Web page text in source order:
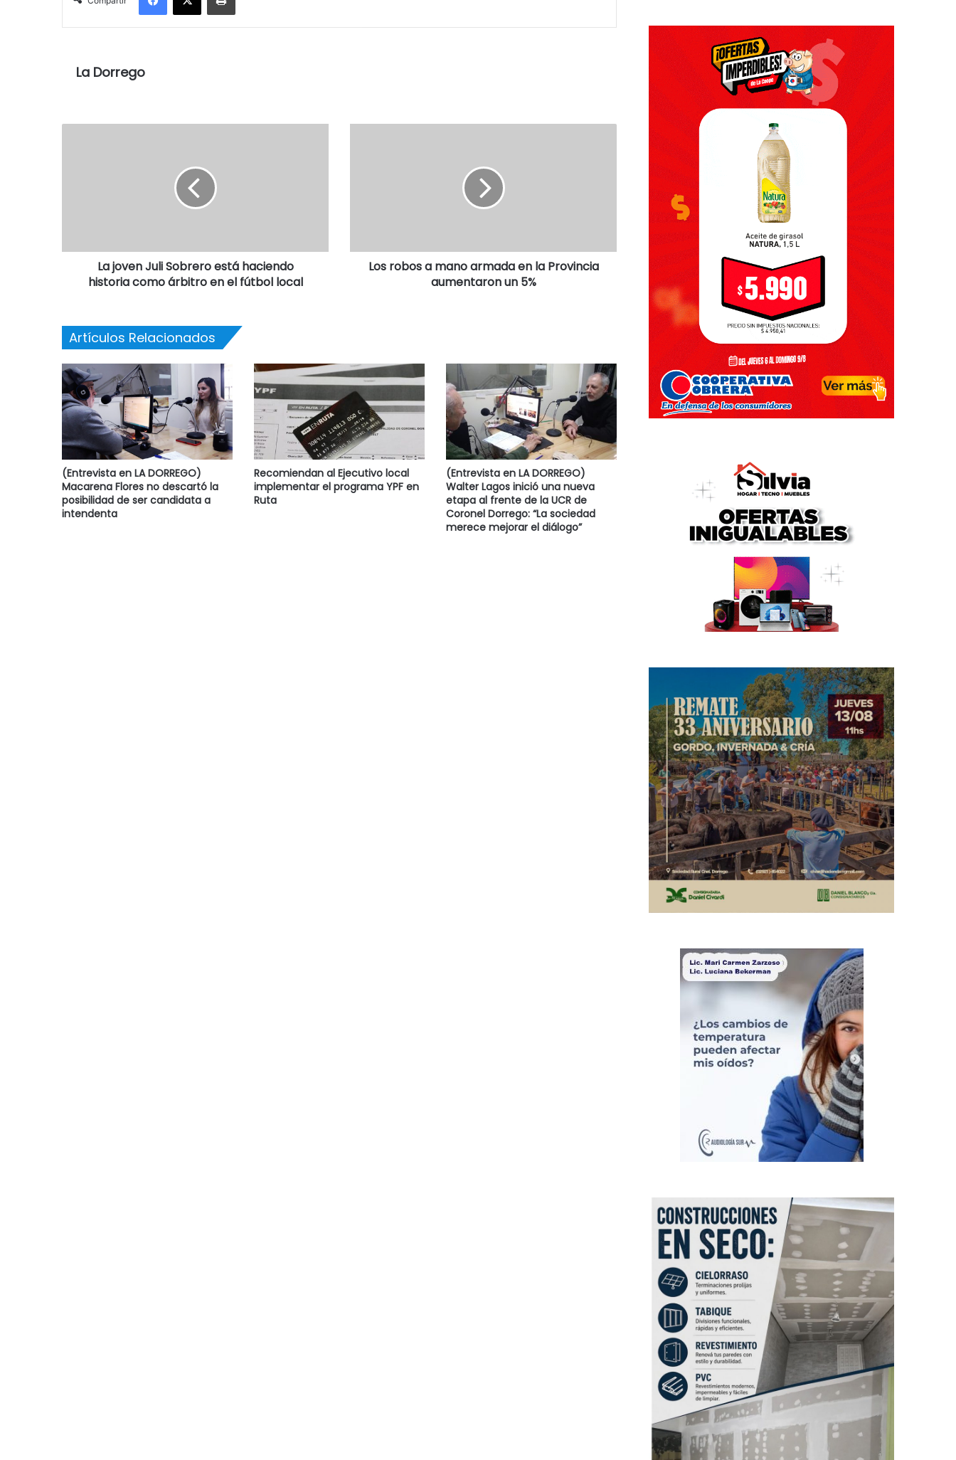
La Dorrego
La joven Juli Sobrero está haciendo
historia como árbitro en el fútbol local
Los robos a mano armada en la Provincia
aumentaron un 5%
Artículos Relacionados
(Entrevista en LA DORREGO)
Macarena Flores no descartó la
posibilidad de ser candidata a
intendenta
Recomiendan al Ejecutivo local
implementar el programa YPF en
Ruta
(Entrevista en LA DORREGO)
Walter Lagos inició una nueva
etapa al frente de la UCR de
Coronel Dorrego: “La sociedad
merece mejorar el diálogo”